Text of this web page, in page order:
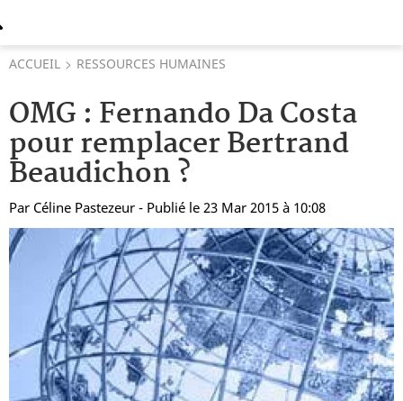
ACCUEIL RESSOURCES HUMAINES
OMG : Fernando Da Costa
pour remplacer Bertrand
Beaudichon ?
Par Céline Pastezeur - Publié le 23 Mar 2015 à 10:08